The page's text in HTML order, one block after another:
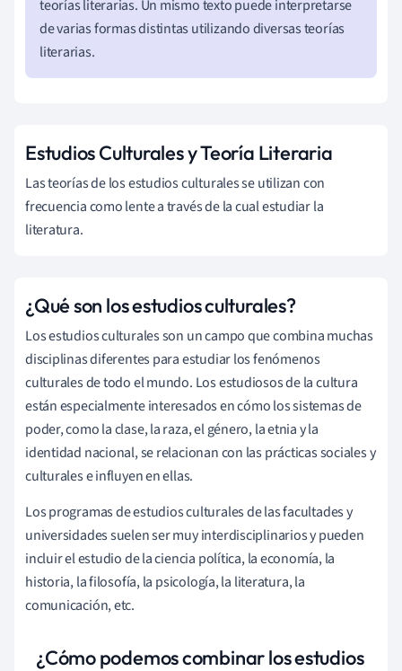
teorías literarias. Un mismo texto puede interpretarse
de varias formas distintas utilizando diversas teorías
literarias.
Estudios Culturales y Teoría Literaria
Las teorías de los estudios culturales se utilizan con
frecuencia como lente a través de la cual estudiar la
literatura.
¿Qué son los estudios culturales?
Los estudios culturales son un campo que combina muchas
disciplinas diferentes para estudiar los fenómenos
culturales de todo el mundo. Los estudiosos de la cultura
están especialmente interesados en cómo los sistemas de
poder, como la clase, la raza, el género, la etnia y la
identidad nacional, se relacionan con las prácticas sociales y
culturales e influyen en ellas.
Los programas de estudios culturales de las facultades y
universidades suelen ser muy interdisciplinarios y pueden
incluir el estudio de la ciencia política, la economía, la
historia, la filosofía, la psicología, la literatura, la
comunicación, etc.
¿Cómo podemos combinar los estudios